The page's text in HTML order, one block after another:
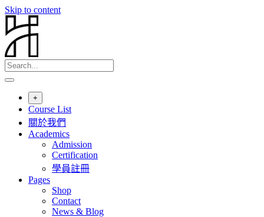
Skip to content
+
Course List
關於我們
Academics
Admission
Certification
學員註冊
Pages
Shop
Contact
News & Blog